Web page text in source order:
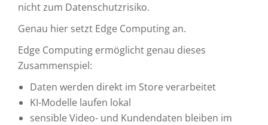
nicht zum Datenschutzrisiko.
Genau hier setzt Edge Computing an.
Edge Computing ermöglicht genau dieses
Zusammenspiel:
Daten werden direkt im Store verarbeitet
KI-Modelle laufen lokal
sensible Video- und Kundendaten bleiben im